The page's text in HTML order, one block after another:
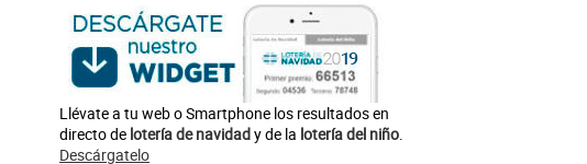
Llévate a tu web o Smartphone los resultados en
directo de lotería de navidady de la lotería del niño.
Descárgatelo